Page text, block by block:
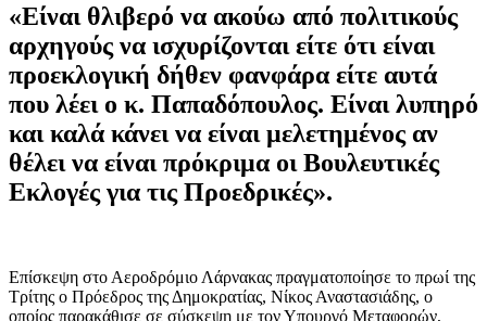
«Είναι θλιβερό να ακούω από πολιτικούς
αρχηγούς να ισχυρίζονται είτε ότι είναι
προεκλογική δήθεν φανφάρα είτε αυτά
που λέει ο κ. Παπαδόπουλος. Είναι λυπηρό
και καλά κάνει να είναι μελετημένος αν
θέλει να είναι πρόκριμα οι Βουλευτικές
Εκλογές για τις Προεδρικές».
Επίσκεψη στο Αεροδρόμιο Λάρνακας πραγματοποίησε το πρωί της
Τρίτης ο Πρόεδρος της Δημοκρατίας, Νίκος Αναστασιάδης, ο
οποίος παρακάθισε σε σύσκεψη με τον Υπουργό Μεταφορών,